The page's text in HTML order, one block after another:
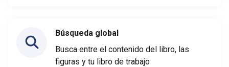
Búsqueda global
Busca entre el contenido del libro, las
figuras y tu libro de trabajo